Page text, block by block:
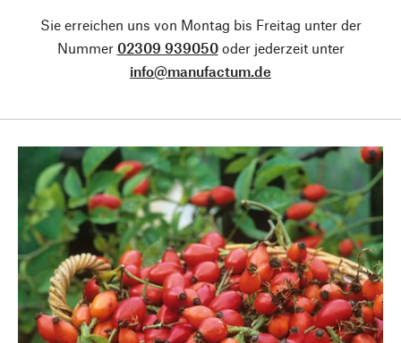
Sie erreichen uns von Montag bis Freitag unter der
Nummer 02309 939050oder jederzeit unter
info@manufactum.de